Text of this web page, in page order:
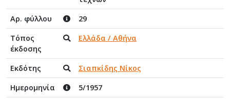
Αρ. φύλλου
29
Τόπος
έκδοσης
Ελλάδα / Αθήνα
Εκδότης
Σιαπκίδης Νίκος
Ημερομηνία
5/1957